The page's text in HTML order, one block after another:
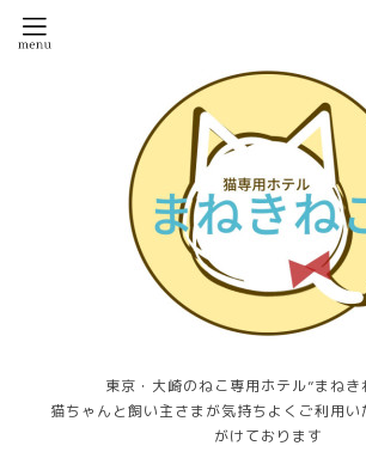
東京・大崎のねこ専用ホテル”まねき
猫ちゃんと飼い主さまが気持ちよくご利用
がけております